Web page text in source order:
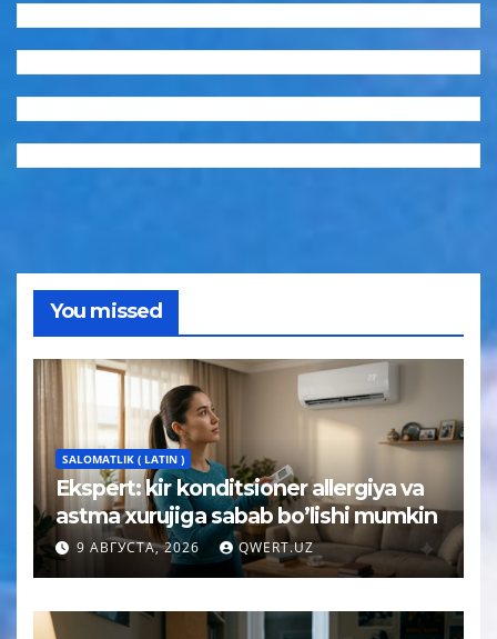
You missed
SALOMATLIK ( LATIN )
Ekspert: kir konditsioner allergiya va
astma xurujiga sabab bo’lishi mumkin
9 АВГУСТА, 2026 QWERT.UZ